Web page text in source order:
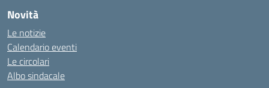
Novità
Le notizie
Calendario eventi
Le circolari
Albo sindacale